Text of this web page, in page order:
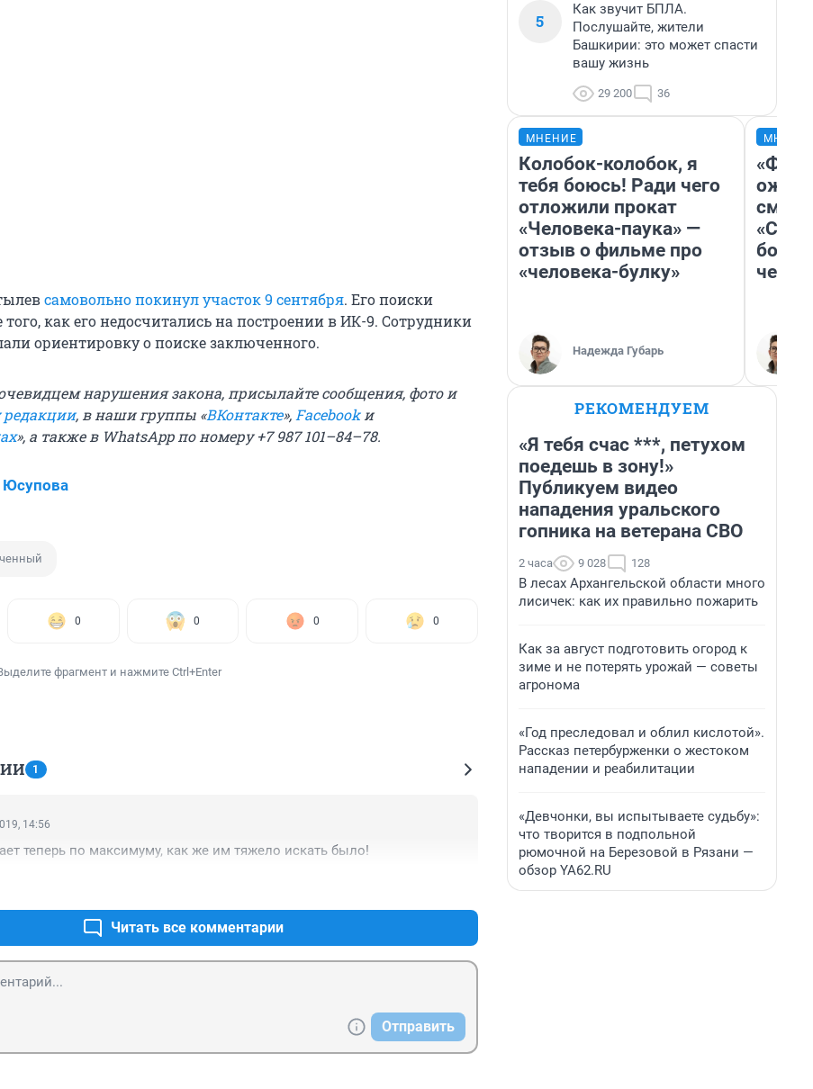
самовольно покинул участок 9 сентября. Его поиски
того, как его недосчитались на построении в ИК-9. Сотрудники
ориентировку о поиске заключенного.
нарушения закона, присылайте сообщения, фото и
редакции, в наши группы «ВКонтакте», Facebookи
», а также в WhatsApp по номеру +7 987 101–84–78.
Юсупова
0 0 0 0
фрагмент и нажмите Ctrl+Enter
1
14:56
теперь по максимуму, как же им тяжело искать было!
Читать все комментарии
Отправить
5
Как звучит БПЛА.
Послушайте, жители
Башкирии: это может спасти
вашу жизнь
29 200 36
МНЕНИЕ
Колобок-колобок, я
тебя боюсь! Ради чего
отложили прокат
«Человека-паука» —
отзыв о фильме про
«человека-булку»
Надежда Губарь
РЕКОМЕНДУЕМ
«Я тебя счас ***, петухом
поедешь в зону!»
Публикуем видео
нападения уральского
гопника на ветерана СВО
2 часа 9 028 128
В лесах Архангельской области много
лисичек: как их правильно пожарить
Как за август подготовить огород к
зиме и не потерять урожай — советы
агронома
«Год преследовал и облил кислотой».
Рассказ петербурженки о жестоком
нападении и реабилитации
«Девчонки, вы испытываете судьбу»:
что творится в подпольной
рюмочной на Березовой в Рязани —
обзор YA62.RU